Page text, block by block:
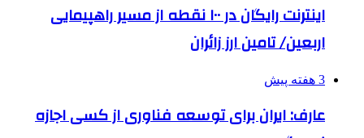
اینترنت رایگان در ۱۰۰ نقطه از مسیر راهپیمایی
اربعین/ تامین ارز زائران
3 هفته پیش
عارف: ایران برای توسعه فناوری از کسی اجازه